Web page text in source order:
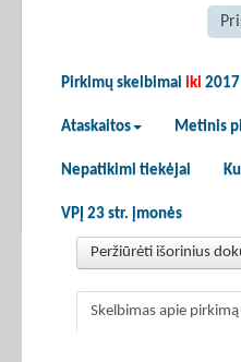
Pirkimų skelbimai iki
Ataskaitos Metinis
Nepatikimi tiekėjai
VPĮ 23 str. įmonės
Peržiūrėti išorinius
Skelbimas apie pirkimą